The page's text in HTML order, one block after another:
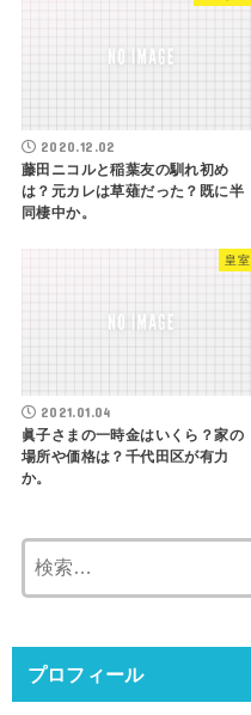
2020.12.02
藤田ニコルと稲葉友の馴れ初め
は？元カレは草薙だった？既に半
同棲中か。
皇室
2021.01.04
眞子さまの一時金はいくら？家の
場所や価格は？千代田区が有力
か。
プロフィール